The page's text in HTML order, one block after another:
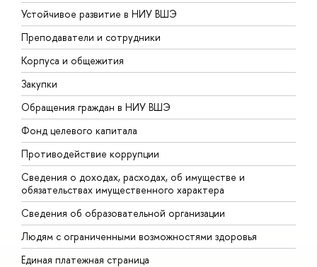
Устойчивое развитие в НИУ ВШЭ
Преподаватели и сотрудники
Корпуса и общежития
Закупки
Обращения граждан в НИУ ВШЭ
Фонд целевого капитала
Противодействие коррупции
Сведения о доходах, расходах, об имуществе и
обязательствах имущественного характера
Сведения об образовательной организации
Людям с ограниченными возможностями здоровья
Единая платежная страница